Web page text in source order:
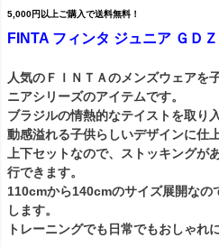
5,000円以上ご購入で送料無料！
FINTA フィンタ ジュニア ＧＤ
人気のＦＩＮＴＡのメンズウェアを
ニアシリーズのアイテムです。
ブラジルの情熱的なテイストを取り
動感溢れる子供らしいデザインに仕
上下セットなので、ストッキングが
行できます。
110cmから140cmのサイズ展開なの
します。
トレーニングでも日常でもおしゃれ